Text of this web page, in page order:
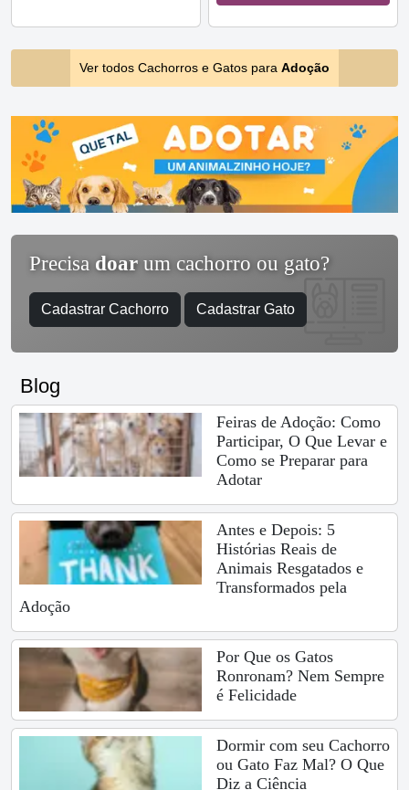
Ver todos Cachorros e Gatos para Adoção
Precisa doar um cachorro ou gato?
Cadastrar Cachorro Cadastrar Gato
Blog
Feiras de Adoção: Como
Participar, O Que Levar e
Como se Preparar para
Adotar
Antes e Depois: 5
Histórias Reais de
Animais Resgatados e
Transformados pela
Adoção
Por Que os Gatos
Ronronam? Nem Sempre
é Felicidade
Dormir com seu Cachorro
ou Gato Faz Mal? O Que
Diz a Ciência